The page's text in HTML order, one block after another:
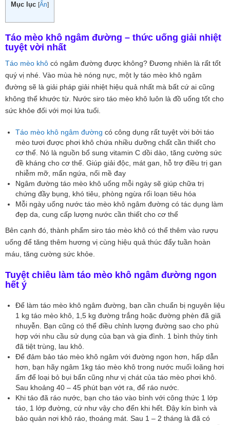
Mục lục [Ẩn]
Táo mèo khô ngâm đường – thức uống giải nhiệt
tuyệt vời nhất
Táo mèo khô có ngâm đường được không? Đương nhiên là rất tốt
quý vị nhé. Vào mùa hè nóng nực, một ly táo mèo khô ngâm
đường sẽ là giải pháp giải nhiệt hiệu quả nhất mà bất cứ ai cũng
không thể khước từ. Nước siro táo mèo khô luôn là đồ uống tốt cho
sức khỏe đối với mọi lứa tuổi.
Táo mèo khô ngâm đường có công dụng rất tuyệt vời bởi táo
mèo tươi được phơi khô chứa nhiều dưỡng chất cần thiết cho
cơ thể. Nó là nguồn bổ sung vitamin C dồi dào, tăng cường sức
đề kháng cho cơ thể. Giúp giải độc, mát gan, hỗ trợ điều trị gan
nhiễm mỡ, mẩn ngứa, nổi mề đay
Ngâm đường táo mèo khô uống mỗi ngày sẽ giúp chữa trị
chứng đầy bụng, khó tiêu, phòng ngừa rối loạn tiêu hóa
Mỗi ngày uống nước táo mèo khô ngâm đường có tác dụng làm
đẹp da, cung cấp lượng nước cần thiết cho cơ thể
Bên cạnh đó, thành phẩm siro táo mèo khô có thể thêm vào rượu
uống để tăng thêm hương vị cùng hiệu quả thúc đẩy tuần hoàn
máu, tăng cường sức khỏe.
Tuyệt chiêu làm táo mèo khô ngâm đường ngon
hết ý
Để làm táo mèo khô ngâm đường, bạn cần chuẩn bị nguyên liệu
1 kg táo mèo khô, 1,5 kg đường trắng hoặc đường phèn đã giã
nhuyễn. Bạn cũng có thể điều chỉnh lượng đường sao cho phù
hợp với nhu cầu sử dụng của bạn và gia đình. 1 bình thủy tinh
đã tiệt trùng, lau khô.
Để đảm bảo táo mèo khô ngâm với đường ngon hơn, hấp dẫn
hơn, bạn hãy ngâm 1kg táo mèo khô trong nước muối loãng hơi
ấm để loại bỏ bụi bẩn cũng như vị chát của táo mèo phơi khô.
Sau khoảng 40 – 45 phút bạn vớt ra, để ráo nước.
Khi táo đã ráo nước, bạn cho táo vào bình với công thức 1 lớp
táo, 1 lớp đường, cứ như vậy cho đến khi hết. Đậy kín bình và
bảo quản nơi khô ráo, thoáng mát. Sau 1 – 2 tháng là đã có